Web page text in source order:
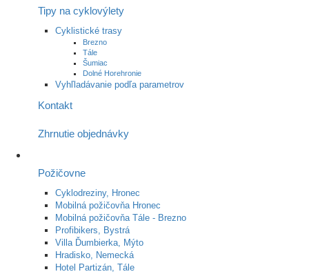
Tipy na cyklovýlety
Cyklistické trasy
Brezno
Tále
Šumiac
Dolné Horehronie
Vyhľladávanie podľa parametrov
Kontakt
Zhrnutie objednávky
Požičovne
Cyklodreziny, Hronec
Mobilná požičovňa Hronec
Mobilná požičovňa Tále - Brezno
Profibikers, Bystrá
Villa Ďumbierka, Mýto
Hradisko, Nemecká
Hotel Partizán, Tále